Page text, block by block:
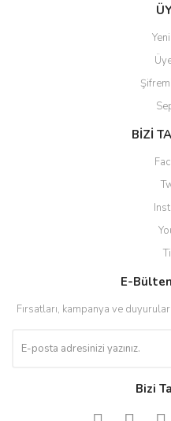
BİZİ
E-
Fırsatları, kampanya ve
Bizi